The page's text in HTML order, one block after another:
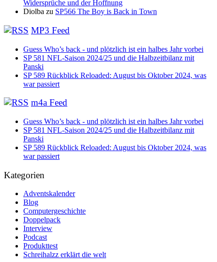
Widersprüche und der Hoffnung
Diolba zu SP566 The Boy is Back in Town
MP3 Feed
Guess Who’s back - und plötzlich ist ein halbes Jahr vorbei
SP 581 NFL-Saison 2024/25 und die Halbzeitbilanz mit
Panski
SP 589 Rückblick Reloaded: August bis Oktober 2024, was
war passiert
m4a Feed
Guess Who’s back - und plötzlich ist ein halbes Jahr vorbei
SP 581 NFL-Saison 2024/25 und die Halbzeitbilanz mit
Panski
SP 589 Rückblick Reloaded: August bis Oktober 2024, was
war passiert
Kategorien
Adventskalender
Blog
Computergeschichte
Doppelpack
Interview
Podcast
Produkttest
Schreihalzz erklärt die welt